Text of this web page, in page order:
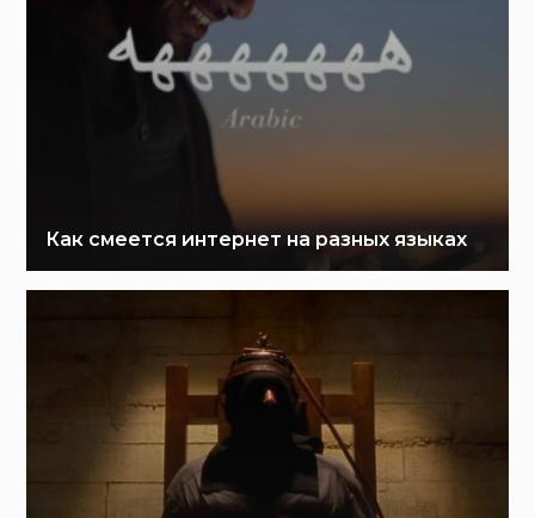
Как смеется интернет на разных языках